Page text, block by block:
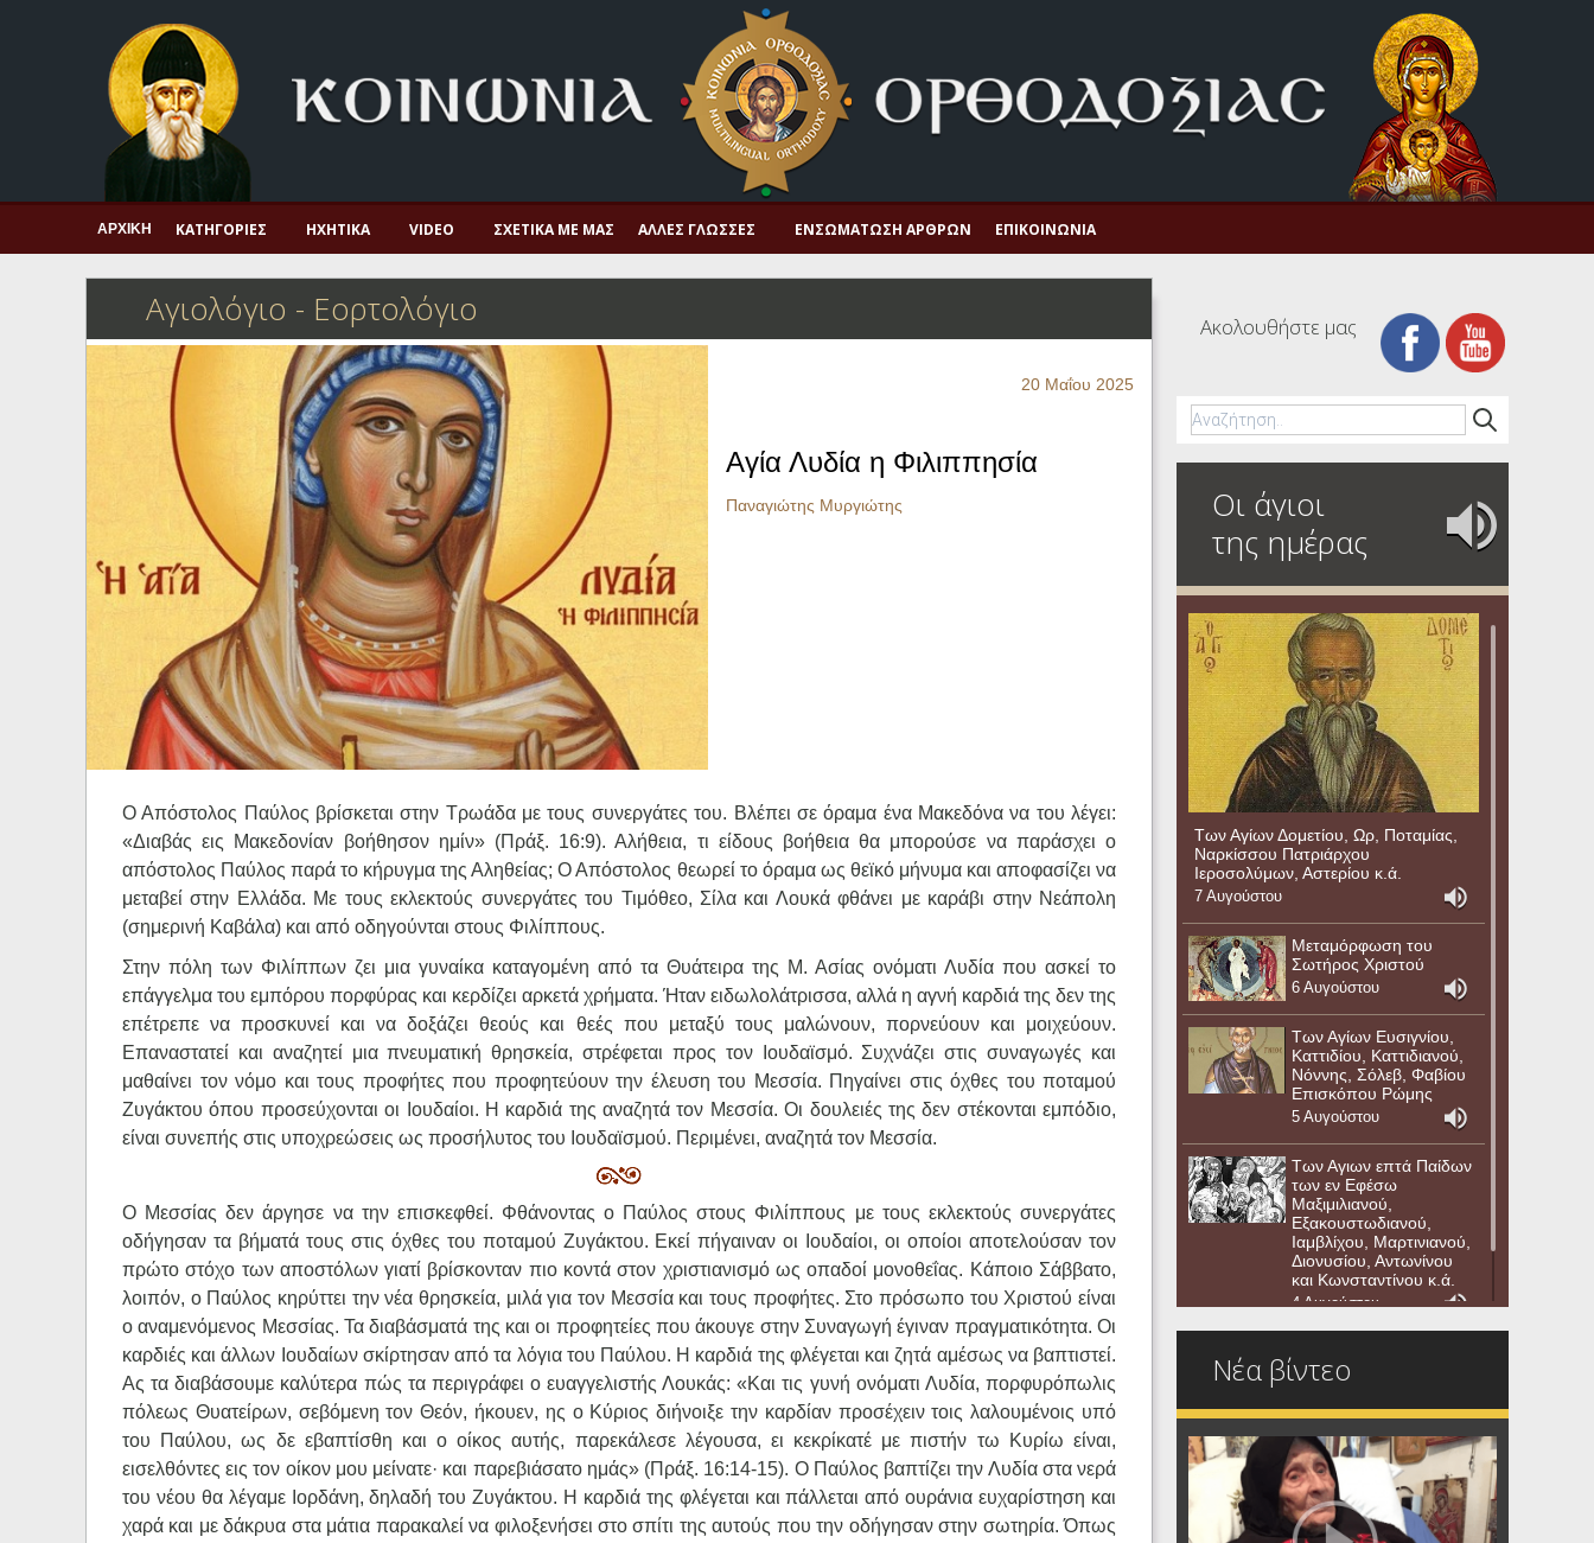
Πνευματική ζωή
Μαρτυρία και διδαχή
Λατρεία και προσευχή
Αγιολόγιο – Εορτολόγιο
Η πίστη στην εποχή μας
Ορθόδοξη οικογένεια
Ορθόδοξο προσκυνητάριο
Σκέψεις-προβληματισμοί
ΑΡΧΙΚΉ ΚΑΤΗΓΟΡΊΕΣ ΗΧΗΤΙΚΆ VIDEO ΣΧΕΤΙΚΆ ΜΕ ΜΑΣ ΆΛΛΕΣ ΓΛΏΣΣΕΣ ΕΝΣΩΜΆΤΩΣΗ ΆΡΘΡΩΝ ΕΠΙΚΟΙΝΩΝΊΑ
Αγιολόγιο - Εορτολόγιο
20 Μαΐου 2025
Αγία Λυδία η Φιλιππησία
Παναγιώτης Μυργιώτης
Ο Απόστολος Παύλος βρίσκεται στην Τρωάδα με τους συνεργάτες του. Βλέπει σε όραμα ένα Μακεδόνα να του λέγει:
«Διαβάς εις Μακεδονίαν βοήθησον ημίν» (Πράξ. 16:9). Αλήθεια, τι είδους βοήθεια θα μπορούσε να παράσχει ο
απόστολος Παύλος παρά το κήρυγμα της Αληθείας; Ο Απόστολος θεωρεί το όραμα ως θεϊκό μήνυμα και αποφασίζει να
μεταβεί στην Ελλάδα. Με τους εκλεκτούς συνεργάτες του Τιμόθεο, Σίλα και Λουκά φθάνει με καράβι στην Νεάπολη
(σημερινή Καβάλα) και από οδηγούνται στους Φιλίππους.
Στην πόλη των Φιλίππων ζει μια γυναίκα καταγομένη από τα Θυάτειρα της Μ. Ασίας ονόματι Λυδία που ασκεί το
επάγγελμα του εμπόρου πορφύρας και κερδίζει αρκετά χρήματα. Ήταν ειδωλολάτρισσα, αλλά η αγνή καρδιά της δεν της
επέτρεπε να προσκυνεί και να δοξάζει θεούς και θεές που μεταξύ τους μαλώνουν, πορνεύουν και μοιχεύουν.
Επαναστατεί και αναζητεί μια πνευματική θρησκεία, στρέφεται προς τον Ιουδαϊσμό. Συχνάζει στις συναγωγές και
μαθαίνει τον νόμο και τους προφήτες που προφητεύουν την έλευση του Μεσσία. Πηγαίνει στις όχθες του ποταμού
Ζυγάκτου όπου προσεύχονται οι Ιουδαίοι. Η καρδιά της αναζητά τον Μεσσία. Οι δουλειές της δεν στέκονται εμπόδιο,
είναι συνεπής στις υποχρεώσεις ως προσήλυτος του Ιουδαϊσμού. Περιμένει, αναζητά τον Μεσσία.
Ο Μεσσίας δεν άργησε να την επισκεφθεί. Φθάνοντας ο Παύλος στους Φιλίππους με τους εκλεκτούς συνεργάτες
οδήγησαν τα βήματά τους στις όχθες του ποταμού Ζυγάκτου. Εκεί πήγαιναν οι Ιουδαίοι, οι οποίοι αποτελούσαν τον
πρώτο στόχο των αποστόλων γιατί βρίσκονταν πιο κοντά στον χριστιανισμό ως οπαδοί μονοθεΐας. Κάποιο Σάββατο,
λοιπόν, ο Παύλος κηρύττει την νέα θρησκεία, μιλά για τον Μεσσία και τους προφήτες. Στο πρόσωπο του Χριστού είναι
ο αναμενόμενος Μεσσίας. Τα διαβάσματά της και οι προφητείες που άκουγε στην Συναγωγή έγιναν πραγματικότητα. Οι
καρδιές και άλλων Ιουδαίων σκίρτησαν από τα λόγια του Παύλου. Η καρδιά της φλέγεται και ζητά αμέσως να βαπτιστεί.
Ας τα διαβάσουμε καλύτερα πώς τα περιγράφει ο ευαγγελιστής Λουκάς: «Και τις γυνή ονόματι Λυδία, πορφυρόπωλις
πόλεως Θυατείρων, σεβόμενη τον Θεόν, ήκουεν, ης ο Κύριος διήνοιξε την καρδίαν προσέχειν τοις λαλουμένοις υπό
του Παύλου, ως δε εβαπτίσθη και ο οίκος αυτής, παρεκάλεσε λέγουσα, ει κεκρίκατέ με πιστήν τω Κυρίω είναι,
εισελθόντες εις τον οίκον μου μείνατε· και παρεβιάσατο ημάς» (Πράξ. 16:14-15). Ο Παύλος βαπτίζει την Λυδία στα νερά
του νέου θα λέγαμε Ιορδάνη, δηλαδή του Ζυγάκτου. Η καρδιά της φλέγεται και πάλλεται από ουράνια ευχαρίστηση και
χαρά και με δάκρυα στα μάτια παρακαλεί να φιλοξενήσει στο σπίτι της αυτούς που την οδήγησαν στην σωτηρία. Όπως
Ακολουθήστε μας
Οι άγιοι
της ημέρας
Των Αγίων Δομετίου, Ωρ, Ποταμίας,
Ναρκίσσου Πατριάρχου
Ιεροσολύμων, Αστερίου κ.ά.
7 Αυγούστου
Μεταμόρφωση του
Σωτήρος Χριστού
6 Αυγούστου
Των Αγίων Ευσιγνίου,
Καττιδίου, Καττιδιανού,
Νόννης, Σόλεβ, Φαβίου
Επισκόπου Ρώμης
5 Αυγούστου
Των Αγιων επτά Παίδων
των εν Εφέσω
Μαξιμιλιανού,
Εξακουστωδιανού,
Ιαμβλίχου, Μαρτινιανού,
Διονυσίου, Αντωνίνου
και Κωνσταντίνου κ.ά.
4 Αυγούστου
Νέα βίντεο